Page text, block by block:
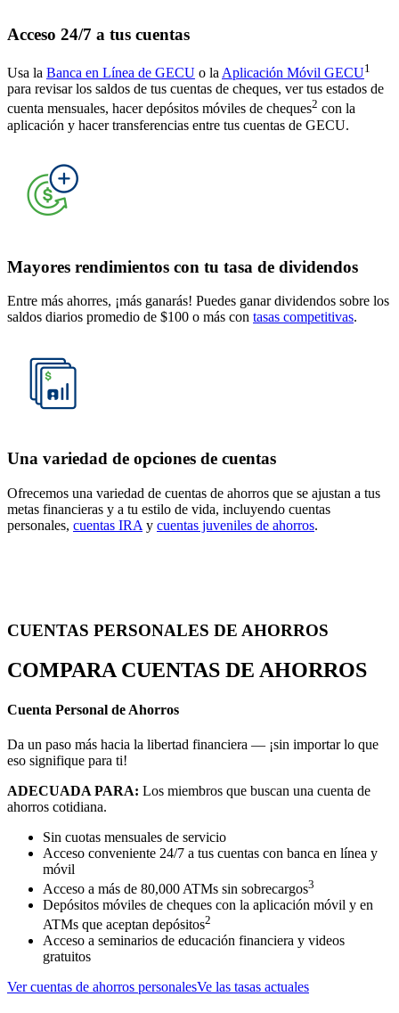
Acceso 24/7 a tus cuentas
Usa la Banca en Línea de GECU o laAplicación Móvil GECU1
para revisar los saldos de tus cuentas de cheques, ver tus estados de
cuenta mensuales, hacer depósitos móviles de cheques2 con la
aplicación y hacer transferencias entre tus cuentas de GECU.
Mayores rendimientos con tu tasa de dividendos
Entre más ahorres, ¡más ganarás! Puedes ganar dividendos sobre los
saldos diarios promedio de $100 o más con tasas competitivas.
Una variedad de opciones de cuentas
Ofrecemos una variedad de cuentas de ahorros que se ajustan a tus
metas financieras y a tu estilo de vida, incluyendo cuentas
personales, cuentas IRA y cuentas juveniles de ahorros.
CUENTAS PERSONALES DE AHORROS
COMPARA CUENTAS DE AHORROS
Cuenta Personal de Ahorros
Da un paso más hacia la libertad financiera — ¡sin importar lo que
eso signifique para ti!
ADECUADA PARA: Los miembros que buscan una cuenta de
ahorros cotidiana.
Sin cuotas mensuales de servicio
Acceso conveniente 24/7 a tus cuentas con banca en línea y
móvil
Acceso a más de 80,000 ATMs sin sobrecargos3
Depósitos móviles de cheques con la aplicación móvil y en
ATMs que aceptan depósitos2
Acceso a seminarios de educación financiera y videos
gratuitos
Ver cuentas de ahorros personalesVe las tasas actuales